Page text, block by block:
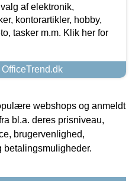
af elektronik,
kontorartikler, hobby,
tasker m.m. Klik her for
webshops og anmeldt
bl.a. deres prisniveau,
brugervenlighed,
betalingsmuligheder.